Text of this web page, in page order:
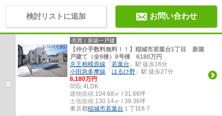
検討リストに追加 お問い合わせ
売買｜新築一戸建
【仲介手数料無料！！】稲城市若葉台1丁目 新築
戸建て（全9棟）8号棟 6180万円
京王相模原線 「若葉台 」駅 徒歩16分
小田急多摩線 「はるひ野 」駅 徒歩27分
6,180万円
間取:4LDK
建物面積:104.68㎡ / 31.66坪
土地面積:130.14㎡ / 39.36坪
東京都稲城市若葉台 １丁目8-7